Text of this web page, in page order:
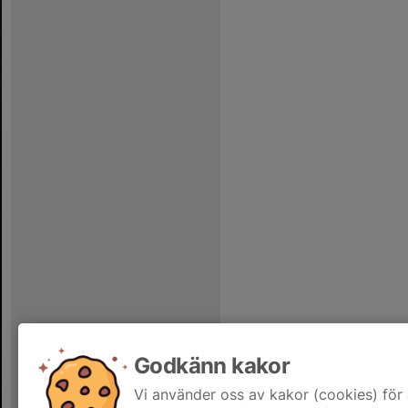
Godkänn kakor
Vi använder oss av kakor (cookies)